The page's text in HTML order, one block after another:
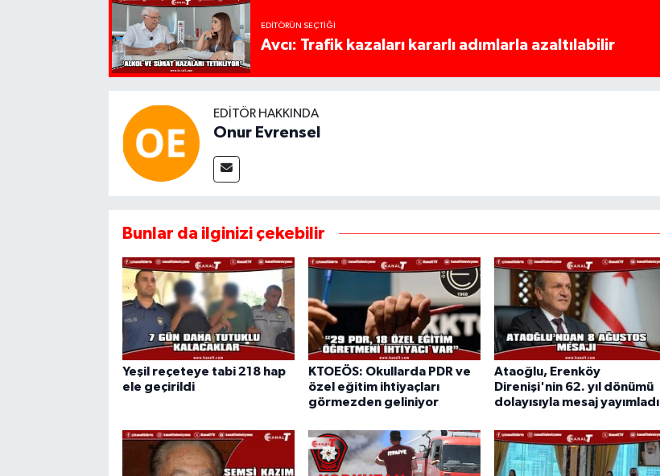
EDITÖRÜN SEÇTIĞI
Avcı: Trafik kazaları kararlı adımlarla azaltılabilir
EDITÖR HAKKINDA
Onur Evrensel
Bunlar da ilginizi çekebilir
Yeşil reçeteye tabi 218 hap
ele geçirildi
KTOEÖS: Okullarda PDR ve
özel eğitim ihtiyaçları
görmezden geliniyor
Ataoğlu, Erenköy
Direnişi'nin 62. yıl dönümü
dolayısıyla mesaj yayımladı